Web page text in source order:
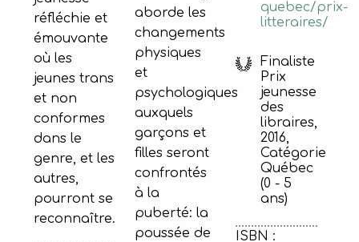
réfléchie et
émouvante
où les
jeunes trans
et non
conformes
dans le
genre, et les
autres,
pourront se
reconnaître.
aborde les
changements
physiques
et
psychologiques
auxquels
garçons et
filles seront
confrontés
à la
puberté: la
poussée de
quebec/prix-
litteraires/
Finaliste
Prix
jeunesse
des
libraires,
2016,
Catégorie
Québec
(0 - 5
ans)
ISBN :